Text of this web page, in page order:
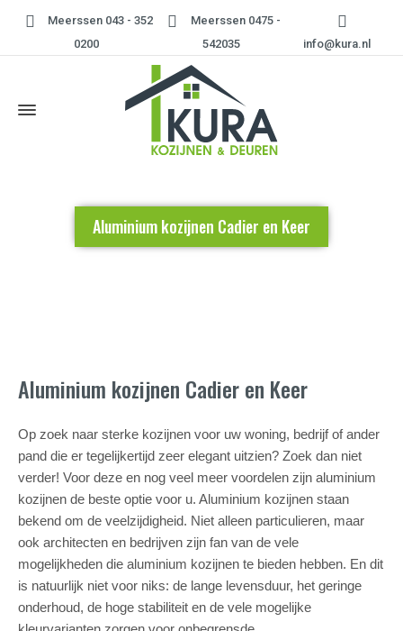
Meerssen 043 - 352
0200
Meerssen 0475 -
542035
info@kura.nl
Aluminium kozijnen Cadier en Keer
Aluminium kozijnen Cadier en Keer
Op zoek naar sterke kozijnen voor uw woning, bedrijf of ander
pand die er tegelijkertijd zeer elegant uitzien? Zoek dan niet
verder! Voor deze en nog veel meer voordelen zijn aluminium
kozijnen de beste optie voor u. Aluminium kozijnen staan
bekend om de veelzijdigheid. Niet alleen particulieren, maar
ook architecten en bedrijven zijn fan van de vele
mogelijkheden die aluminium kozijnen te bieden hebben. En dit
is natuurlijk niet voor niks: de lange levensduur, het geringe
onderhoud, de hoge stabiliteit en de vele mogelijke